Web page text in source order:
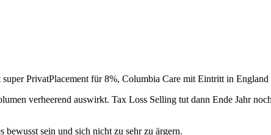
PrivatPlacement für 8%, Columbia Care mit Eintritt in
verheerend auswirkt. Tax Loss Selling tut dann Ende Jahr
sein und sich nicht zu sehr zu ärgern.